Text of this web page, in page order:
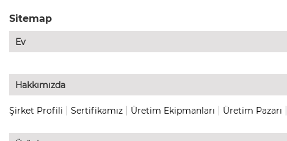
Sitemap
Ev
Hakkımızda
Şirket Profili Sertifikamız Üretim Ekipmanları Üretim Pazarı